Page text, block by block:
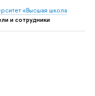
«Высшая школа
и сотрудники